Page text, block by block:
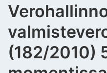
(182/2010)